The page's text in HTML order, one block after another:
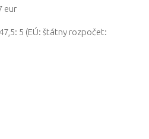
eur
5 (EÚ: štátny rozpočet: